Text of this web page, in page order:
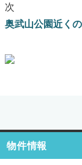
次
奥武山公園近く
物件情報